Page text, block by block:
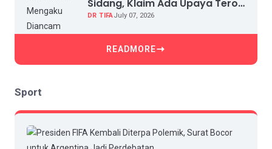
Sidang, Klaim Ada Upaya Teror
dan Intimidasi
DR TIFAJuly 07, 2026
READMORE
Sport